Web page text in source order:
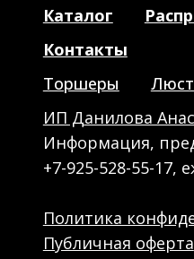
Каталог
Контакты
Торшеры
ИП Данилова
Информация,
+7-925-528-55-17,
Политика
Публичная оферта